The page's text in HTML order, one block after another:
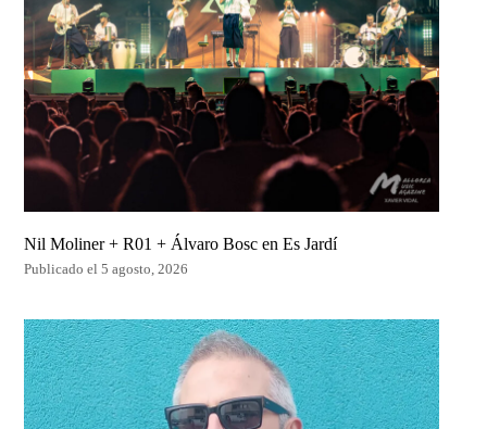
Nil Moliner + R01 + Álvaro Bosc en Es Jardí
Publicado el 5 agosto, 2026